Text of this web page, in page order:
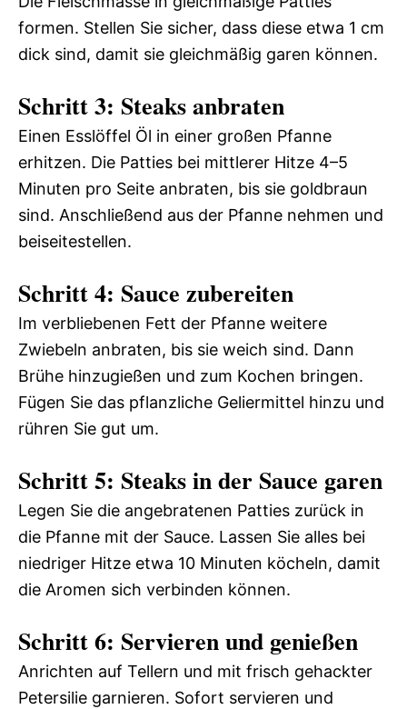
formen. Stellen Sie sicher, dass diese etwa 1 cm
dick sind, damit sie gleichmäßig garen können.
Schritt 3: Steaks anbraten
Einen Esslöffel Öl in einer großen Pfanne
erhitzen. Die Patties bei mittlerer Hitze 4–5
Minuten pro Seite anbraten, bis sie goldbraun
sind. Anschließend aus der Pfanne nehmen und
beiseitestellen.
Schritt 4: Sauce zubereiten
Im verbliebenen Fett der Pfanne weitere
Zwiebeln anbraten, bis sie weich sind. Dann
Brühe hinzugießen und zum Kochen bringen.
Fügen Sie das pflanzliche Geliermittel hinzu und
rühren Sie gut um.
Schritt 5: Steaks in der Sauce garen
Legen Sie die angebratenen Patties zurück in
die Pfanne mit der Sauce. Lassen Sie alles bei
niedriger Hitze etwa 10 Minuten köcheln, damit
die Aromen sich verbinden können.
Schritt 6: Servieren und genießen
Anrichten auf Tellern und mit frisch gehackter
Petersilie garnieren. Sofort servieren und